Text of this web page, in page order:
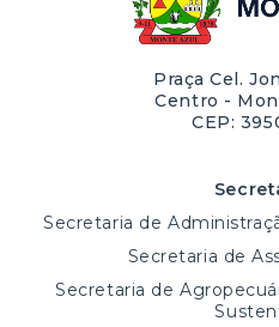
Praça Cel.
Centro -
CEP:
Secretaria de
Secretaria de
Secretaria de